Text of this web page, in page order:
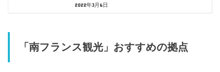
2022年3月6日
「南フランス観光」おすすめの拠点